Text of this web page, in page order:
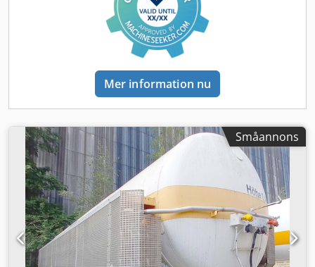
Mer information nu
Småannons